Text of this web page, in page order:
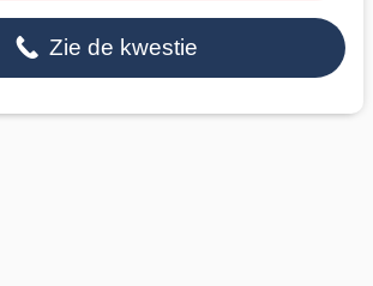
Zie de kwestie